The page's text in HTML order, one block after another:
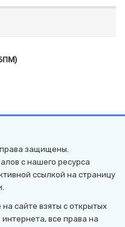
защищены.
с нашего ресурса
ссылкой на страницу
сайте взяты с открытых
все права на